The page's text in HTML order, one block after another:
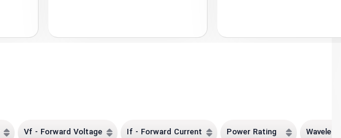
Vf - Forward Voltage If - Forward Current Power Rating